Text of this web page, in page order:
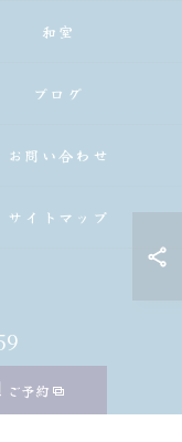
ご予約
和室
ブログ
お問い合わせ
サイトマップ
・一棟貸し｜大人数・WiFi